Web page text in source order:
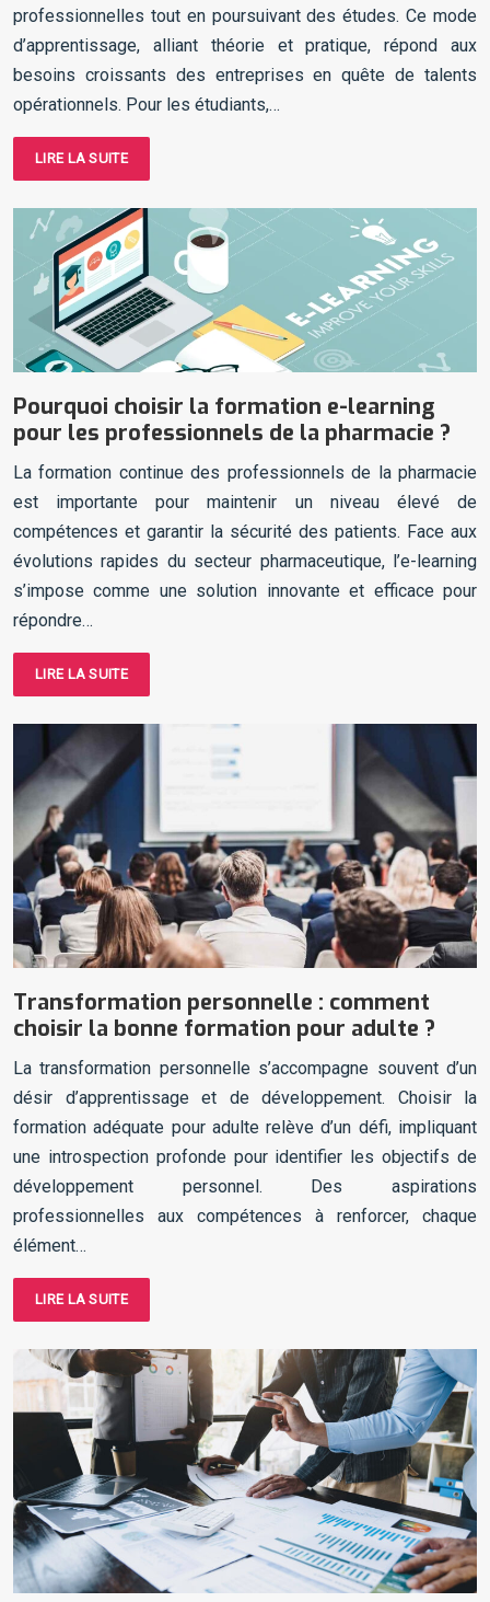
professionnelles tout en poursuivant des études. Ce mode
d’apprentissage, alliant théorie et pratique, répond aux
besoins croissants des entreprises en quête de talents
opérationnels. Pour les étudiants,…
LIRE LA SUITE
Pourquoi choisir la formation e-learning
pour les professionnels de la pharmacie ?
La formation continue des professionnels de la pharmacie
est importante pour maintenir un niveau élevé de
compétences et garantir la sécurité des patients. Face aux
évolutions rapides du secteur pharmaceutique, l’e-learning
s’impose comme une solution innovante et efficace pour
répondre…
LIRE LA SUITE
Transformation personnelle : comment
choisir la bonne formation pour adulte ?
La transformation personnelle s’accompagne souvent d’un
désir d’apprentissage et de développement. Choisir la
formation adéquate pour adulte relève d’un défi, impliquant
une introspection profonde pour identifier les objectifs de
développement personnel. Des aspirations
professionnelles aux compétences à renforcer, chaque
élément…
LIRE LA SUITE